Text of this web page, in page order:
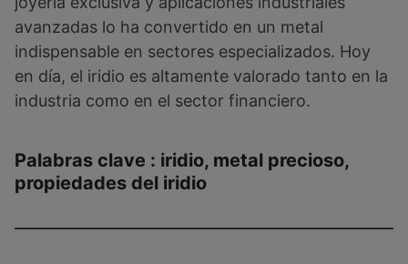
avanzadas lo ha convertido en un metal
indispensable en sectores especializados. Hoy
en día, el iridio es altamente valorado tanto en la
industria como en el sector financiero.
Palabras clave : iridio, metal precioso,
propiedades del iridio